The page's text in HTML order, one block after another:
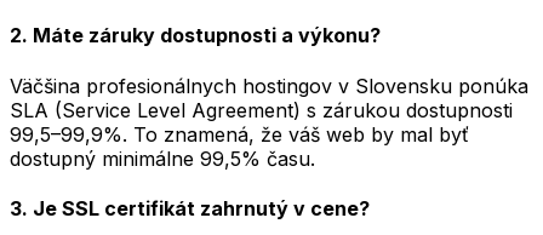
2. Máte záruky dostupnosti a výkonu?
Väčšina profesionálnych hostingov v Slovensku ponúka
SLA (Service Level Agreement) s zárukou dostupnosti
99,5–99,9%. To znamená, že váš web by mal byť
dostupný minimálne 99,5% času.
3. Je SSL certifikát zahrnutý v cene?